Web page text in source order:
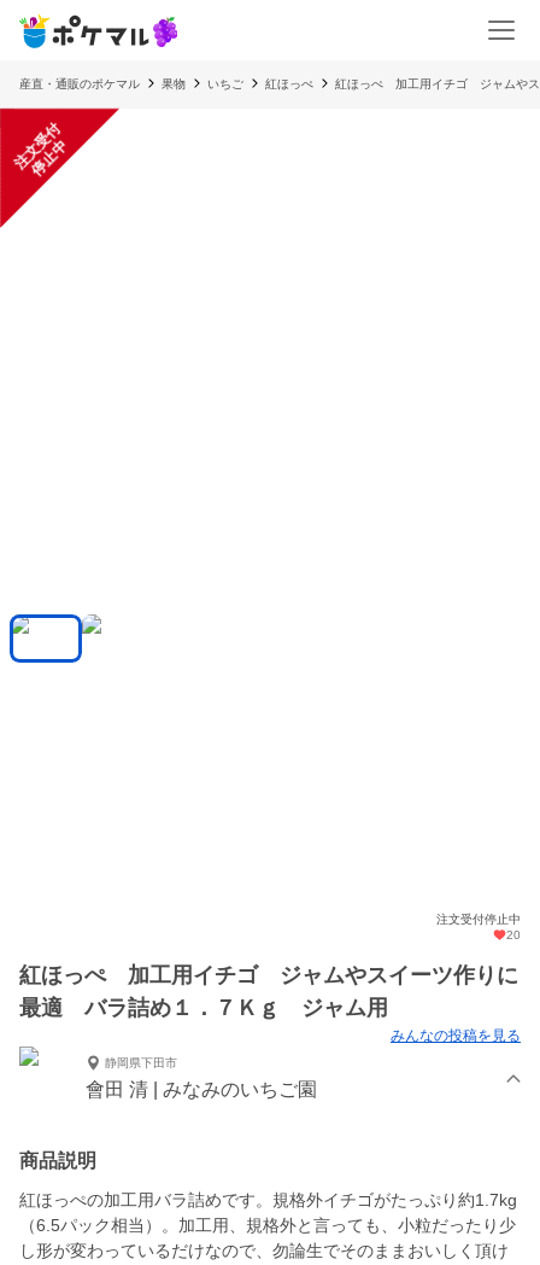
産直・通販のポケマル 果物 いちご 紅ほっぺ 紅ほっぺ 加工用イチゴ ジャムや
注
文
受
付
停
止
中
注文受付停止中
20
紅ほっぺ 加工用イチゴ ジャムやスイーツ作りに
最適 バラ詰め１．７Ｋｇ ジャム用
みんなの投稿を見る
静岡県下田市
會田 清 | みなみのいちご園
商品説明
紅ほっぺの加工用バラ詰めです。規格外イチゴがたっぷり約1.7kg
（6.5パック相当）。加工用、規格外と言っても、小粒だったり少
し形が変わっているだけなので、勿論生でそのままおいしく頂け